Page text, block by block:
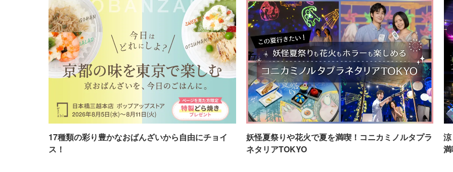
17種類の彩り豊かなおばんざいから自由にチョイ
ス！
妖怪夏祭りや花火で夏を満喫！コニカミノルタプラ
ネタリアTOKYO